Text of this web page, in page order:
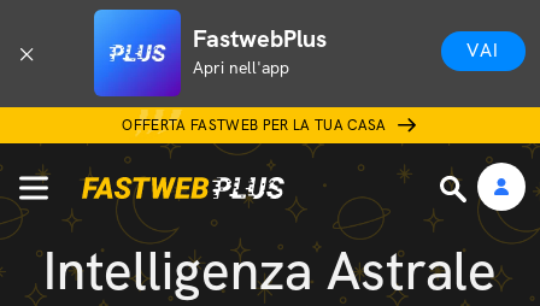
FastwebPlus
Apri nell'app
VAI
OFFERTA FASTWEB PER LA TUA CASA
Intelligenza Astrale